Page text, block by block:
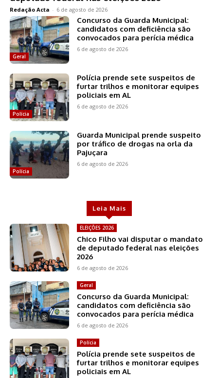
Redação Acta - 6 de agosto de 2026
Geral
Concurso da Guarda Municipal:
candidatos com deficiência são
convocados para perícia médica
6 de agosto de 2026
Polícia
Polícia prende sete suspeitos de
furtar trilhos e monitorar equipes
policiais em AL
6 de agosto de 2026
Polícia
Guarda Municipal prende suspeito
por tráfico de drogas na orla da
Pajuçara
6 de agosto de 2026
Leia Mais
ELEIÇÕES 2026
Chico Filho vai disputar o mandato
de deputado federal nas eleições
2026
6 de agosto de 2026
Geral
Concurso da Guarda Municipal:
candidatos com deficiência são
convocados para perícia médica
6 de agosto de 2026
Polícia
Polícia prende sete suspeitos de
furtar trilhos e monitorar equipes
policiais em AL